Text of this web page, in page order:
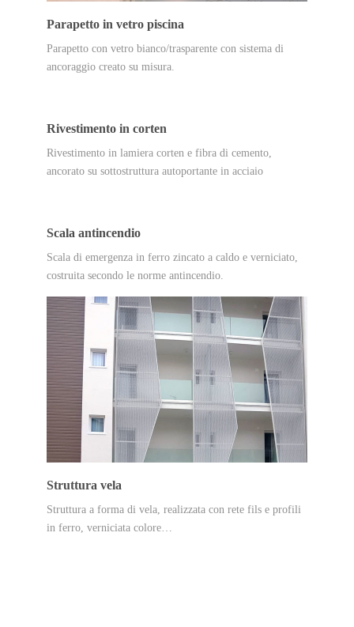
Parapetto in vetro piscina
Parapetto con vetro bianco/trasparente con sistema di
ancoraggio creato su misura.
Rivestimento in corten
Rivestimento in lamiera corten e fibra di cemento,
ancorato su sottostruttura autoportante in acciaio
Scala antincendio
Scala di emergenza in ferro zincato a caldo e verniciato,
costruita secondo le norme antincendio.
Struttura vela
Struttura a forma di vela, realizzata con rete fils e profili
in ferro, verniciata colore…